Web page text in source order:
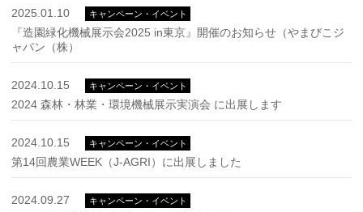
2025.01.10 キャンペーン・イベント
『造園緑化機械展示会2025 in東京』開催のお知らせ（やまびこジ
ャパン（株）
2024.10.15 キャンペーン・イベント
2024 森林・林業・環境機械展示実演会 に出展します
2024.10.15 キャンペーン・イベント
第14回農業WEEK（J-AGRI）に出展しました
2024.09.27 キャンペーン・イベント